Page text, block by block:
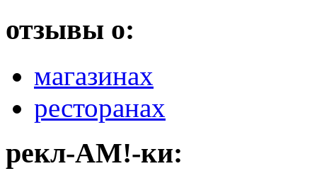
отзывы о:
магазинах
ресторанах
рекл-АМ!-ки: